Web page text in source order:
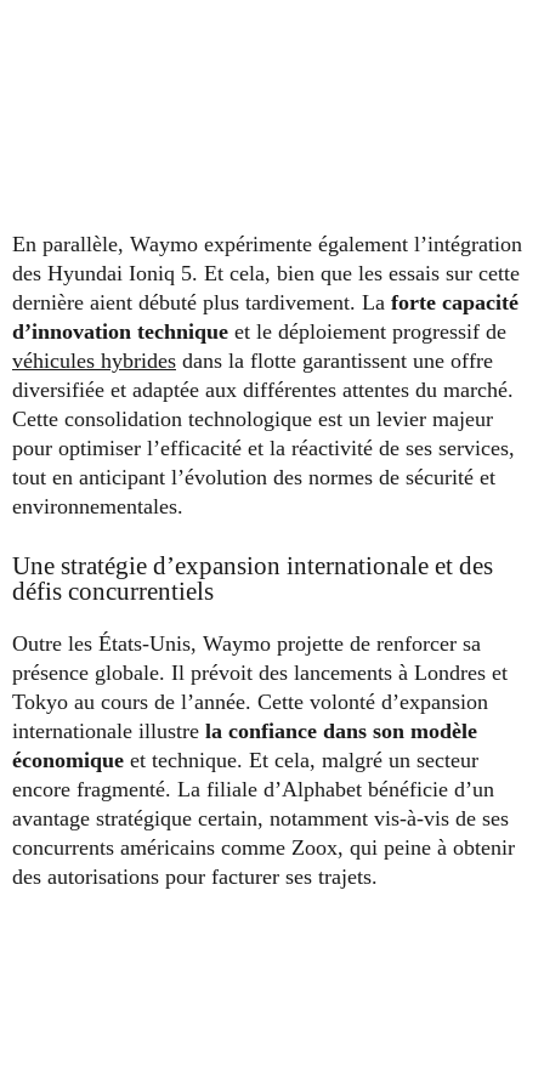
En parallèle, Waymo expérimente également l’intégration
des Hyundai Ioniq 5. Et cela, bien que les essais sur cette
dernière aient débuté plus tardivement. La forte capacité
d’innovation technique et le déploiement progressif de
véhicules hybrides dans la flotte garantissent une offre
diversifiée et adaptée aux différentes attentes du marché.
Cette consolidation technologique est un levier majeur
pour optimiser l’efficacité et la réactivité de ses services,
tout en anticipant l’évolution des normes de sécurité et
environnementales.
Une stratégie d’expansion internationale et des
défis concurrentiels
Outre les États-Unis, Waymo projette de renforcer sa
présence globale. Il prévoit des lancements à Londres et
Tokyo au cours de l’année. Cette volonté d’expansion
internationale illustre la confiance dans son modèle
économique et technique. Et cela, malgré un secteur
encore fragmenté. La filiale d’Alphabet bénéficie d’un
avantage stratégique certain, notamment vis-à-vis de ses
concurrents américains comme Zoox, qui peine à obtenir
des autorisations pour facturer ses trajets.